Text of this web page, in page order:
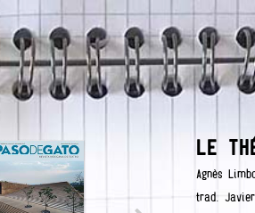
LE
Agnès
trad.